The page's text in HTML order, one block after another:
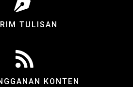
TULISAN
KONTEN